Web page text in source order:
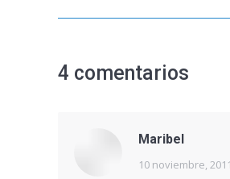
4 comentarios
Maribel
dice:
10 noviembre,